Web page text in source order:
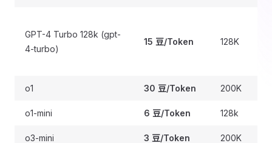
GPT-4 Turbo 128k (gpt-
4-turbo)
15 豆/Token 128K
o1 30 豆/Token 200K
o1-mini 6 豆/Token 128k
o3-mini 3 豆/Token 200K